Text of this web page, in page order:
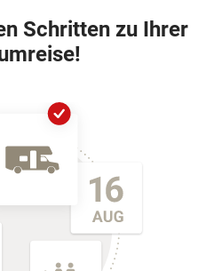
Schritten zu Ihrer